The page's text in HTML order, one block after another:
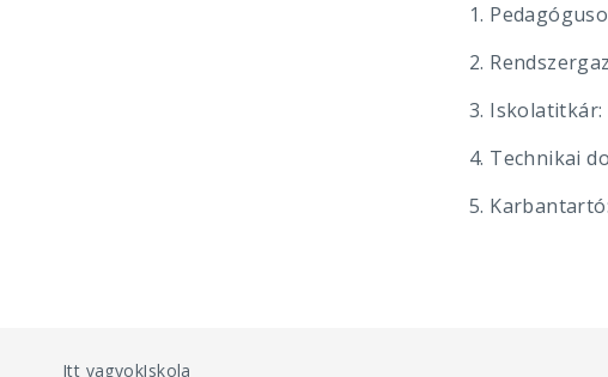
1.
2.
3. Iskolatitkár:
4. Technikai
5.
Itt vagyok:Iskola